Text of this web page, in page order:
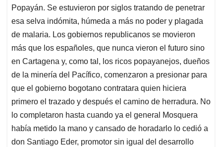
p
k
n
Popayán. Se estuvieron por siglos tratando de penetrar
esa selva indómita, húmeda a más no poder y plagada
de malaria. Los gobiernos republicanos se movieron
más que los españoles, que nunca vieron el futuro sino
en Cartagena y, como tal, los ricos popayanejos, dueños
de la minería del Pacífico, comenzaron a presionar para
que el gobierno bogotano contratara quien hiciera
primero el trazado y después el camino de herradura. No
lo completaron hasta cuando ya el general Mosquera
había metido la mano y cansado de horadarlo lo cedió a
don Santiago Eder, promotor sin igual del desarrollo